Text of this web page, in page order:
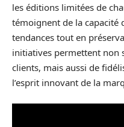
les éditions limitées de
témoignent de la capacité
tendances tout en
initiatives permettent non
clients, mais aussi de
l’esprit innovant de la